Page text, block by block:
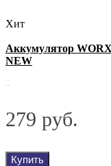
Хит
Аккумулятор
NEW
279 руб.
Купить